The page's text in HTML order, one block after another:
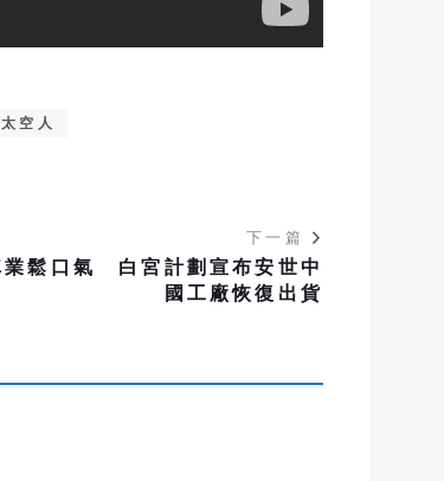
太空人
下一篇
業鬆口氣 白宮計劃宣布安世中
國工廠恢復出貨